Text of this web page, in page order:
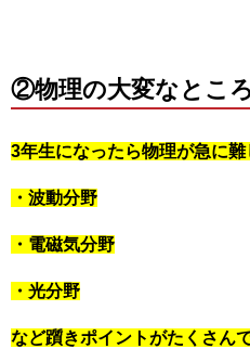
②物理の大変なところ
3年生になったら物理が急に
・波動分野
・電磁気分野
・光分野
など躓きポイントがたくさん